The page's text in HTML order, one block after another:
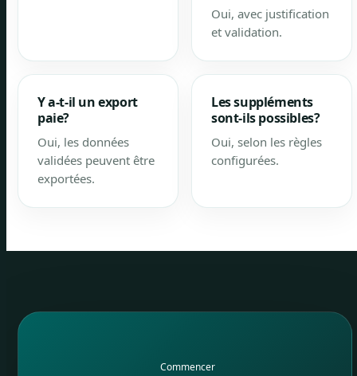
Oui, avec justification
et validation.
Y a-t-il un export
paie?
Oui, les données
validées peuvent être
exportées.
Les suppléments
sont-ils possibles?
Oui, selon les règles
configurées.
Commencer